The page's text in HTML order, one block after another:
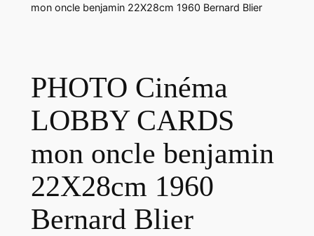
mon oncle benjamin 22X28cm 1960 Bernard Blier
PHOTO Cinéma
LOBBY CARDS
mon oncle benjamin
22X28cm 1960
Bernard Blier